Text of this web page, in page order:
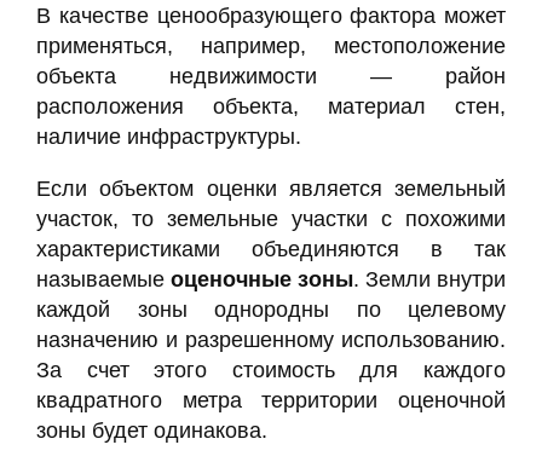
В качестве ценообразующего фактора может
применяться, например, местоположение
объекта недвижимости — район
расположения объекта, материал стен,
наличие инфраструктуры.
Если объектом оценки является земельный
участок, то земельные участки с похожими
характеристиками объединяются в так
называемые оценочные зоны. Земли внутри
каждой зоны однородны по целевому
назначению и разрешенному использованию.
За счет этого стоимость для каждого
квадратного метра территории оценочной
зоны будет одинакова.